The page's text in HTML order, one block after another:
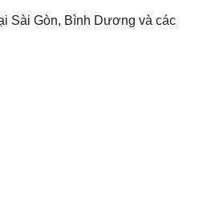
Sài Gòn, Bình Dương và các